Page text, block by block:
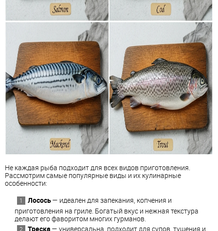
Не каждая рыба подходит для всех видов приготовления.
Рассмотрим самые популярные виды и их кулинарные
особенности:
Лосось— идеален для запекания, копчения и
приготовления на гриле. Богатый вкус и нежная текстура
делают его фаворитом многих гурманов.
Треска — универсальна, подходит для супов, тушения и